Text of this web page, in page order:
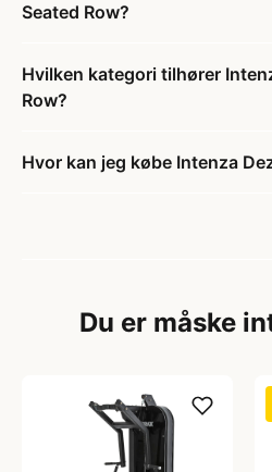
Seated Row?
Hvilken kategori tilhører
Row?
Hvor kan jeg købe Intenza
Du er måske